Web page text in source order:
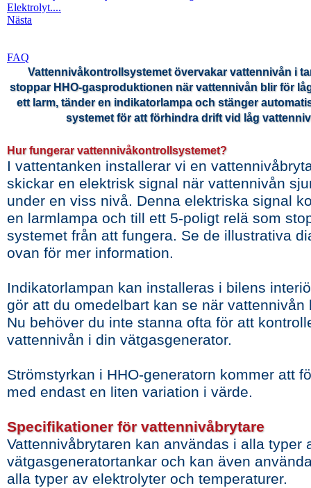
Elektrolyt....
Nästa
FAQ
Vattennivåkontrollsystemet övervakar vattennivån i
stoppar HHO-gasproduktionen när vattennivån blir för
ett larm, tänder en indikatorlampa och stänger
systemet för att förhindra drift vid låg
Hur fungerar vattennivåkontrollsystemet?
I vattentanken installerar vi en
skickar en elektrisk signal när vattennivån
under en viss nivå. Denna elektriska signal
en larmlampa och till ett 5-poligt relä som
systemet från att fungera. Se de illustrativa
ovan för mer information.
Indikatorlampan kan installeras i bilens
gör att du omedelbart kan se när vattennivån
Nu behöver du inte stanna ofta för att
vattennivån i din vätgasgenerator.
Strömstyrkan i HHO-generatorn kommer att
med endast en liten variation i värde.
Specifikationer för vattennivåbrytare
Vattennivåbrytaren kan användas i alla typer
vätgasgeneratortankar och kan även
alla typer av elektrolyter och temperaturer.